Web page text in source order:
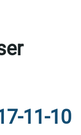
11-10